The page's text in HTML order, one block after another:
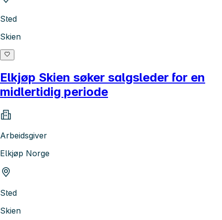
Sted
Skien
Elkjøp Skien søker salgsleder for en
midlertidig periode
Arbeidsgiver
Elkjøp Norge
Sted
Skien